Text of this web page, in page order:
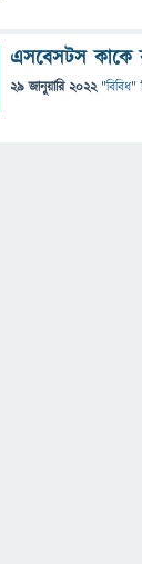
এসবেসটস কাকে
29 জানুয়ারি 2022 "বিবিধ"